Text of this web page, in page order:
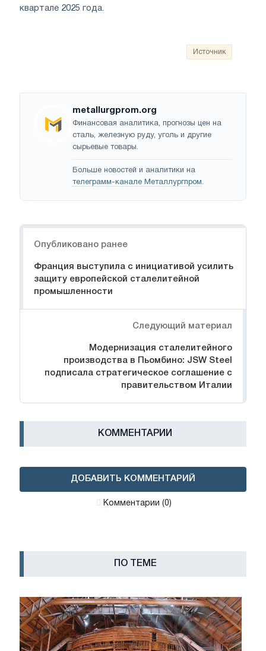
квартале 2025 года.
Источник
metallurgprom.org
Финансовая аналитика, прогнозы цен на
сталь, железную руду, уголь и другие
сырьевые товары.
Больше новостей и аналитики на
телеграмм-канале Металлургпром.
Опубликовано ранее
Франция выступила с инициативой усилить
защиту европейской сталелитейной
промышленности
Следующий материал
Модернизация сталелитейного
производства в Пьомбино: JSW Steel
подписала стратегическое соглашение с
правительством Италии
КОММЕНТАРИИ
ДОБАВИТЬ КОММЕНТАРИЙ
Комментарии (0)
ПО ТЕМЕ